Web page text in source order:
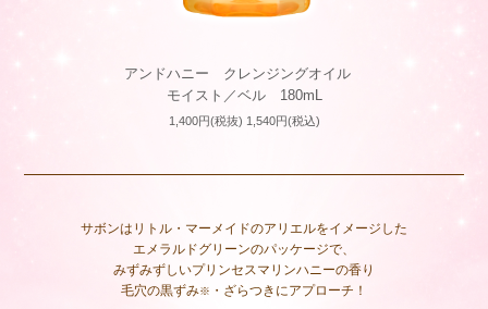
アンドハニー クレンジングオイル
モイスト／ベル 180mL
1,400円(税抜) 1,540円(税込)
サボンはリトル・マーメイドのアリエルをイメージした
エメラルドグリーンのパッケージで、
みずみずしいプリンセスマリンハニーの⾹り
毛穴の黒ずみ※ ・ざらつきにアプローチ！